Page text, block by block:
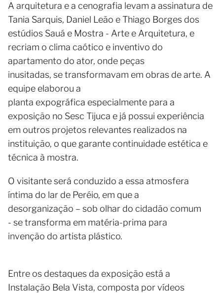
A arquitetura e a cenografia levam a assinatura de
Tania Sarquis, Daniel Leão e Thiago Borges dos
estúdios Sauá e Mostra - Arte e Arquitetura, e
recriam o clima caótico e inventivo do
apartamento do ator, onde peças
inusitadas, se transformavam em obras de arte. A
equipe elaborou a
planta expográfica especialmente para a
exposição no Sesc Tijuca e já possui experiência
em outros projetos relevantes realizados na
instituição, o que garante continuidade estética e
técnica à mostra.
O visitante será conduzido a essa atmosfera
íntima do lar de Peréio, em que a
desorganização – sob olhar do cidadão comum
- se transforma em matéria-prima para
invenção do artista plástico.
Entre os destaques da exposição está a
Instalação Bela Vista, composta por vídeos